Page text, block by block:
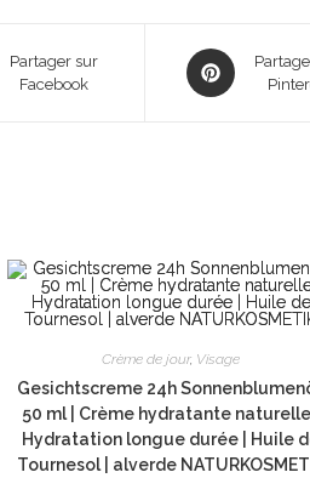
Partager sur
Facebook
Opens
in
Crème de jour, Visage
Gesichtscreme 24h
50 ml | Crème hydratante naturelle |
Hydratation longue durée | Huile
Tournesol | alverde